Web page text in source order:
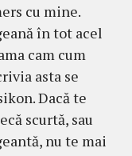
cu mine.
în tot acel
cam cum
asta se
Dacă te
scurtă, sau
nu te mai